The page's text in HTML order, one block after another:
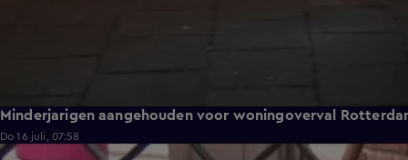
Minderjarigen aangehouden voor woningoverval
Do 16 juli, 07:58
0:59